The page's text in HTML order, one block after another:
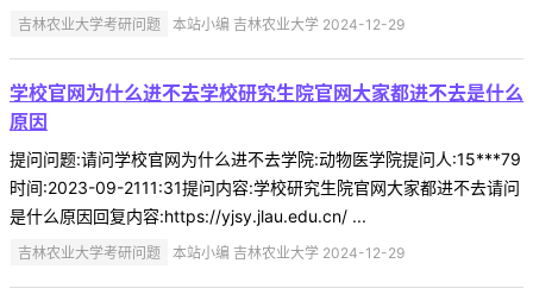
吉林农业大学考研问题 本站小编 吉林农业大学 2024-12-29
学校官网为什么进不去学校研究生院官网大家都进不去是什么
原因
提问问题:请问学校官网为什么进不去学院:动物医学院提问人:15***79
时间:2023-09-2111:31提问内容:学校研究生院官网大家都进不去请问
是什么原因回复内容:https://yjsy.jlau.edu.cn/ ...
吉林农业大学考研问题 本站小编 吉林农业大学 2024-12-29